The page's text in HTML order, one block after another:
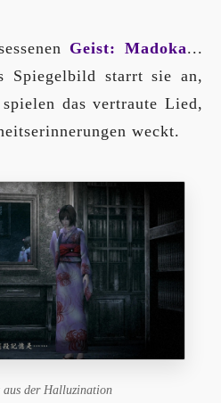
Geist: Madoka...
Spiegelbild starrt sie an,
das vertraute Lied,
weckt.
aus der Halluzination